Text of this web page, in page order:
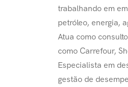
trabalhando em
petróleo, energia,
Atua como
como Carrefour,
Especialista em
gestão de